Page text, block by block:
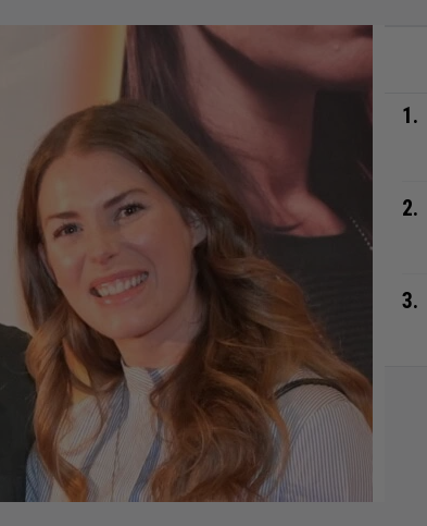
1.
2.
3.